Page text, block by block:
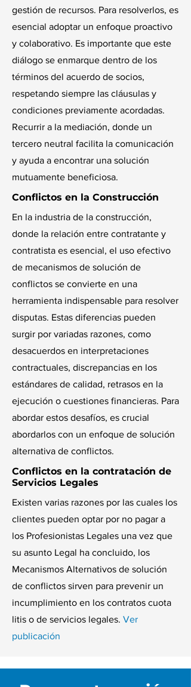
gestión de recursos. Para resolverlos, es
esencial adoptar un enfoque proactivo
y colaborativo. Es importante que este
diálogo se enmarque dentro de los
términos del acuerdo de socios,
respetando siempre las cláusulas y
condiciones previamente acordadas.
Recurrir a la mediación, donde un
tercero neutral facilita la comunicación
y ayuda a encontrar una solución
mutuamente beneficiosa.
Conflictos en la Construcción
En la industria de la construcción,
donde la relación entre contratante y
contratista es esencial, el uso efectivo
de mecanismos de solución de
conflictos se convierte en una
herramienta indispensable para resolver
disputas. Estas diferencias pueden
surgir por variadas razones, como
desacuerdos en interpretaciones
contractuales, discrepancias en los
estándares de calidad, retrasos en la
ejecución o cuestiones financieras. Para
abordar estos desafíos, es crucial
abordarlos con un enfoque de solución
alternativa de conflictos.
Conflictos en la contratación de
Servicios Legales
Existen varias razones por las cuales los
clientes pueden optar por no pagar a
los Profesionistas Legales una vez que
su asunto Legal ha concluido, los
Mecanismos Alternativos de solución
de conflictos sirven para prevenir un
incumplimiento en los contratos cuota
litis o de servicios legales. Ver
publicación